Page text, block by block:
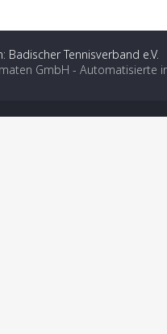
Tennisverband e.V.
GmbH - Automatisierte